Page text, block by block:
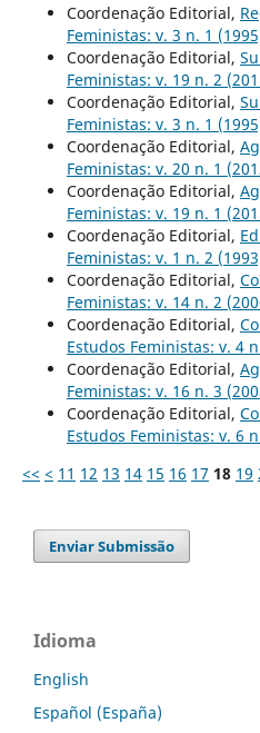
Coordenação Editorial,
Feministas: v. 3 n. 1
Coordenação Editorial,
Feministas: v. 19 n. 2
Coordenação Editorial,
Feministas: v. 3 n. 1
Coordenação Editorial,
Feministas: v. 20 n. 1
Coordenação Editorial,
Feministas: v. 19 n. 1
Coordenação Editorial,
Feministas: v. 1 n. 2
Coordenação Editorial,
Feministas: v. 14 n. 2
Coordenação Editorial,
Estudos Feministas: v. 4
Coordenação Editorial,
Feministas: v. 16 n. 3
Coordenação Editorial,
Estudos Feministas: v. 6
<< < 11 12 13 14 15 16 17 18 19
Enviar Submissão
Idioma
English
Español (España)